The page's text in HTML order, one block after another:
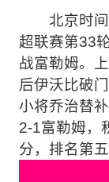
北京时间4
超联赛第33
战富勒姆。
后伊沃比破
小将乔治替
2-1富勒姆，
分，排名第五